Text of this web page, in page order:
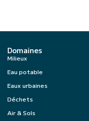
Domaines
Milieux
Eau potable
Eaux urbaines
Déchets
Air & Sols